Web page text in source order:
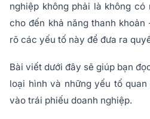
nghiệp không phải là không
cho đến khả năng thanh
rõ các yếu tố này để đưa ra
Bài viết dưới đây sẽ giúp bạn
loại hình và những yếu tố
vào trái phiếu doanh nghiệp.